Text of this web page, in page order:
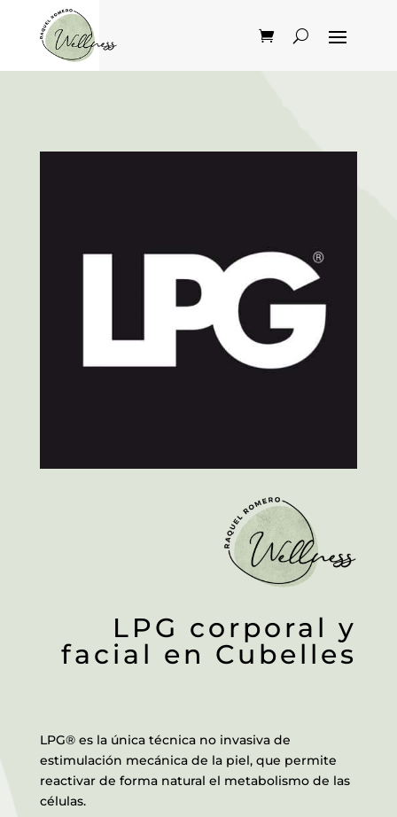
LPG corporal y
facial en Cubelles
LPG® es la única técnica no invasiva de
estimulación mecánica de la piel, que permite
reactivar de forma natural el metabolismo de las
células.